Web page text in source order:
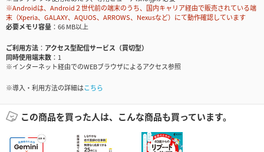
※Androidは、Android２世代前の端末のうち、国内キャリア経由で販売されている端
末（Xperia、GALAXY、AQUOS、ARROWS、Nexusなど）にて動作確認しています
必要メモリ容量
66 MB以上
ご利用方法
アクセス型配信サービス（買切型）
同時使用端末数
1
※インターネット経由でのWEBブラウザによるアクセス参照
※導入・利用方法の詳細はこちら
この商品を買った人は、こんな商品も買っています。